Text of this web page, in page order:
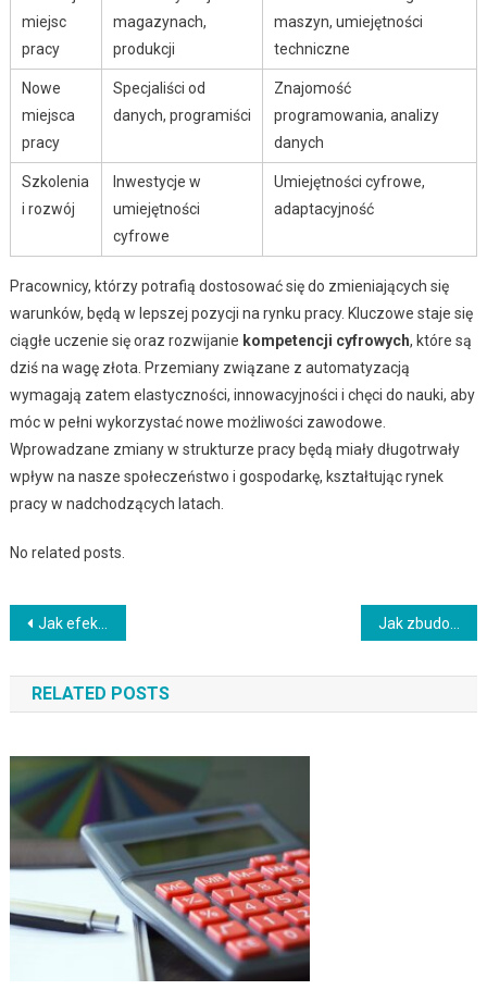
miejsc
pracy
magazynach,
produkcji
maszyn, umiejętności
techniczne
Nowe
miejsca
pracy
Specjaliści od
danych, programiści
Znajomość
programowania, analizy
danych
Szkolenia
i rozwój
Inwestycje w
umiejętności
cyfrowe
Umiejętności cyfrowe,
adaptacyjność
Pracownicy, którzy potrafią dostosować się do zmieniających się
warunków, będą w lepszej pozycji na rynku pracy. Kluczowe staje się
ciągłe uczenie się oraz rozwijanie kompetencji cyfrowych, które są
dziś na wagę złota. Przemiany związane z automatyzacją
wymagają zatem elastyczności, innowacyjności i chęci do nauki, aby
móc w pełni wykorzystać nowe możliwości zawodowe.
Wprowadzane zmiany w strukturze pracy będą miały długotrwały
wpływ na nasze społeczeństwo i gospodarkę, kształtując rynek
pracy w nadchodzących latach.
No related posts.
Nawigacja
wpisu
Jak efektywnie wykorzystywać narzędzia do zdobywania leadów?
RELATED POSTS